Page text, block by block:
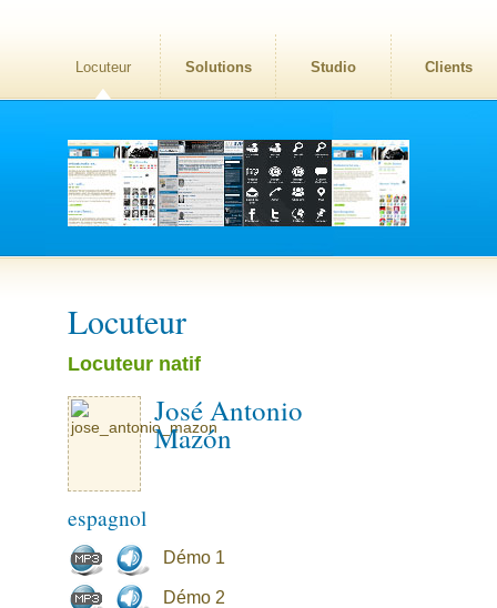
Locuteur Solutions Studio Clients
Locuteur
Locuteur natif
José Antonio
Mazón
espagnol
Démo 1
Démo 2